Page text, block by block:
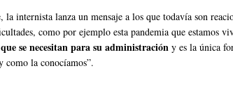
la internista lanza un mensaje a los que todavía son
como por ejemplo esta pandemia que estamos
se necesitan para su administración y es la única
como la conocíamos”.